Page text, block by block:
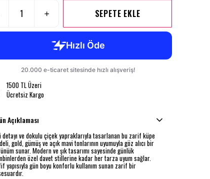
SEPETE EKLE
1500 TL Üzeri
Ücretsiz Kargo
Açıklaması
detayı ve dokulu çiçek yapraklarıyla tasarlanan bu zarif küpe
gold, gümüş ve açık mavi tonlarının uyumuyla göz alıcı bir
sunar. Modern ve şık tasarımı sayesinde günlük
özel davet stillerine kadar her tarza uyum sağlar.
yapısıyla gün boyu konforlu kullanım sunan zarif bir